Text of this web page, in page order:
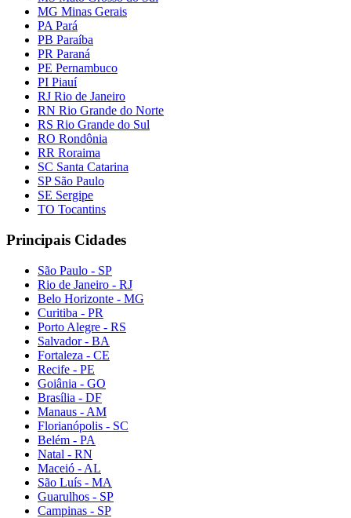
MG Minas Gerais
PA Pará
PB Paraíba
PR Paraná
PE Pernambuco
PI Piauí
RJ Rio de Janeiro
RN Rio Grande do Norte
RS Rio Grande do Sul
RO Rondônia
RR Roraima
SC Santa Catarina
SP São Paulo
SE Sergipe
TO Tocantins
Principais Cidades
São Paulo - SP
Rio de Janeiro - RJ
Belo Horizonte - MG
Curitiba - PR
Porto Alegre - RS
Salvador - BA
Fortaleza - CE
Recife - PE
Goiânia - GO
Brasília - DF
Manaus - AM
Florianópolis - SC
Belém - PA
Natal - RN
Maceió - AL
São Luís - MA
Guarulhos - SP
Campinas - SP